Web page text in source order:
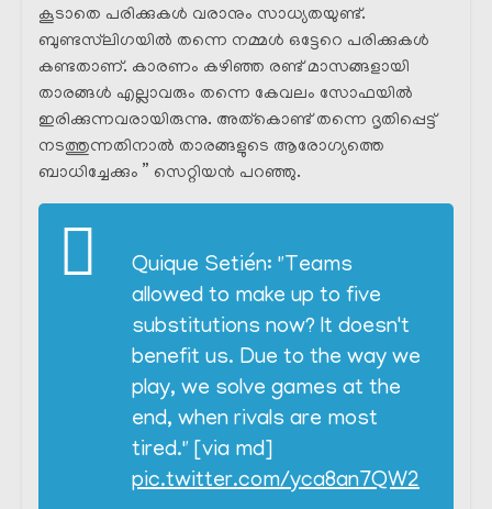
കൂടാതെ പരിക്കുകൾ വരാനും സാധ്യതയുണ്ട്.
ബുണ്ടസ്‌ലിഗയിൽ തന്നെ നമ്മൾ ഒട്ടേറെ പരിക്കുകൾ
കണ്ടതാണ്. കാരണം കഴിഞ്ഞ രണ്ട് മാസങ്ങളായി
താരങ്ങൾ എല്ലാവരും തന്നെ കേവലം സോഫയിൽ
ഇരിക്കുന്നവരായിരുന്നു. അത്കൊണ്ട് തന്നെ ദൃതിപ്പെട്ട്
നടത്തുന്നതിനാൽ താരങ്ങളുടെ ആരോഗ്യത്തെ
ബാധിച്ചേക്കും ” സെറ്റിയൻ പറഞ്ഞു.
Quique Setién: "Teams
allowed to make up to five
substitutions now? It doesn't
benefit us. Due to the way we
play, we solve games at the
end, when rivals are most
tired." [via md]
pic.twitter.com/yca8an7QW2